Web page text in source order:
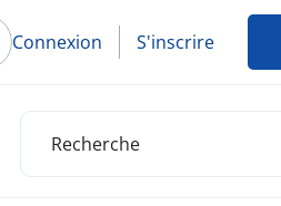
Connexion S'inscrire